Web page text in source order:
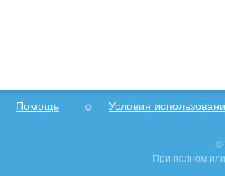
Помощь Условия
©
При полном